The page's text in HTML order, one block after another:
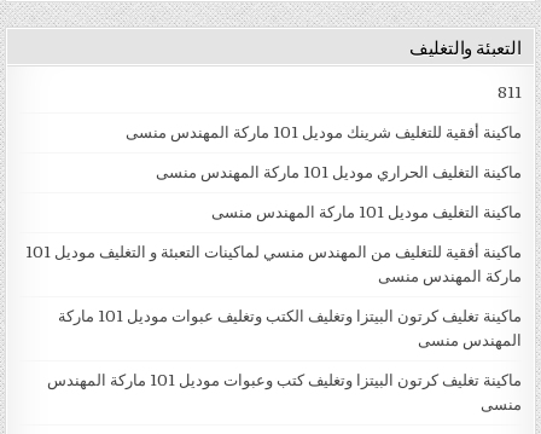
التعبئة والتغليف
811
ماكينة أفقية للتغليف شرينك موديل 101 ماركة المهندس منسى
ماكينة التغليف الحراري موديل 101 ماركة المهندس منسى
ماكينة التغليف موديل 101 ماركة المهندس منسى
ماكينة أفقية للتغليف من المهندس منسي لماكينات التعبئة و التغليف موديل 101
ماركة المهندس منسى
ماكينة تغليف كرتون البيتزا وتغليف الكتب وتغليف عبوات موديل 101 ماركة
المهندس منسى
ماكينة تغليف كرتون البيتزا وتغليف كتب وعبوات موديل 101 ماركة المهندس
منسى